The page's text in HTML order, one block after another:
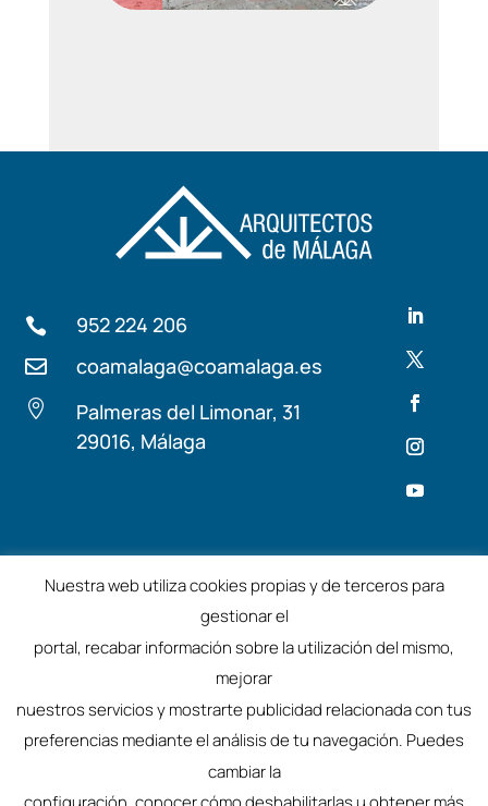
 952 224 206
 coamalaga@coamalaga.es

Palmeras del Limonar, 31
29016, Málaga
Aviso LegalTérminos y condiciones
©2025 – Colegio de Arquitectos de Málaga
Nuestra web utiliza cookies propias y de terceros para
gestionar el
portal, recabar información sobre la utilización del mismo,
mejorar
nuestros servicios y mostrarte publicidad relacionada con tus
preferencias mediante el análisis de tu navegación. Puedes
cambiar la